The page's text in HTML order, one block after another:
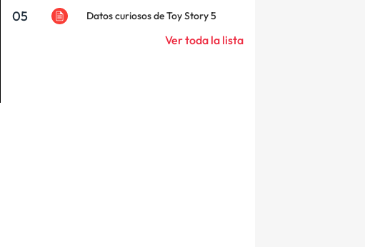
05 Datos curiosos de Toy Story 5
Ver toda la lista